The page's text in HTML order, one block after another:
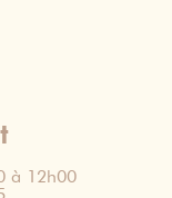
à 12h00